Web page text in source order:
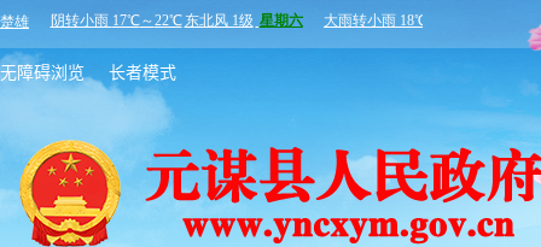
无障碍浏览 长者模式